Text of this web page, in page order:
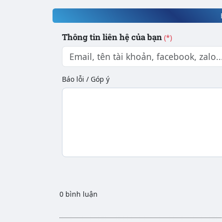
Thông tin liên hệ của bạn (*)
Báo lỗi / Góp ý
0 bình luận